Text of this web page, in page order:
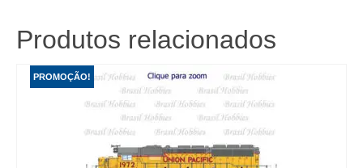
Produtos relacionados
PROMOÇÃO!